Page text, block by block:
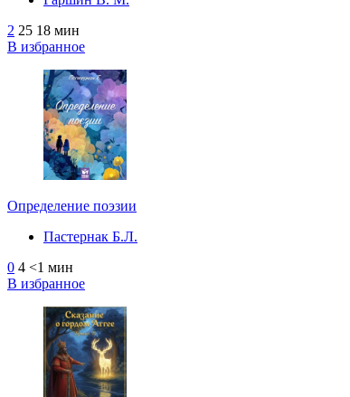
2 25 18 мин
В избранное
Определение поэзии
Пастернак Б.Л.
0 4 <1 мин
В избранное